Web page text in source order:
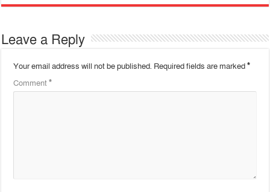
Leave a Reply
Your email address will not be published. Required fields are marked*
Comment*